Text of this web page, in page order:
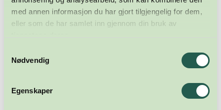
med annen informasjon du har gjort tilgjengelig for dem,
eller som de har samlet inn gjennom din bruk av
Nødvendig
Egenskaper